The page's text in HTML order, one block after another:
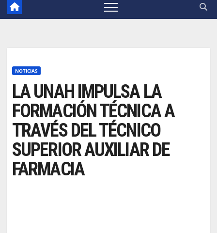
NOTICIAS
LA UNAH IMPULSA LA
FORMACIÓN TÉCNICA A
TRAVÉS DEL TÉCNICO
SUPERIOR AUXILIAR DE
FARMACIA